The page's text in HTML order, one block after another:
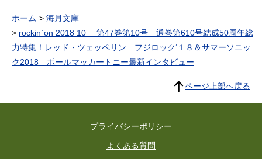
ホーム
海月文庫
rockin`on 2018 10 第47巻第10号 通巻第610号結成50周年総
力特集！レッド・ツェッペリン フジロック‘１８＆サマーソニッ
ク2018 ポールマッカートニー最新インタビュー
ページ上部へ戻る
プライバシーポリシー
よくある質問